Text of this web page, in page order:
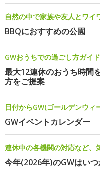
自然の中で家族や友人とワイ
BBQにおすすめの公園
GWおうちでの過ごし方ガイド
最大12連休のおうち時間
方をご提案
日付からGW(ゴールデンウィ
GWイベントカレンダー
連休中の各機関の対応など、
今年(2026年)のGWはい